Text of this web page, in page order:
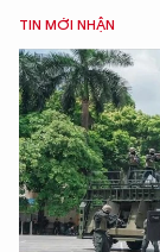
TIN MỚI NHẬN